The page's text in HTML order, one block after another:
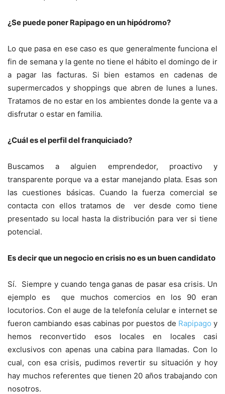
¿Se puede poner Rapipago en un hipódromo?
Lo que pasa en ese caso es que generalmente funciona el
fin de semana y la gente no tiene el hábito el domingo de ir
a pagar las facturas. Si bien estamos en cadenas de
supermercados y shoppings que abren de lunes a lunes.
Tratamos de no estar en los ambientes donde la gente va a
disfrutar o estar en familia.
¿Cuál es el perfil del franquiciado?
Buscamos a alguien emprendedor, proactivo y
transparente porque va a estar manejando plata. Esas son
las cuestiones básicas. Cuando la fuerza comercial se
contacta con ellos tratamos de ver desde como tiene
presentado su local hasta la distribución para ver si tiene
potencial.
Es decir que un negocio en crisis no es un buen candidato
Sí. Siempre y cuando tenga ganas de pasar esa crisis. Un
ejemplo es que muchos comercios en los 90 eran
locutorios. Con el auge de la telefonía celular e internet se
fueron cambiando esas cabinas por puestos de Rapipago y
hemos reconvertido esos locales en locales casi
exclusivos con apenas una cabina para llamadas. Con lo
cual, con esa crisis, pudimos revertir su situación y hoy
hay muchos referentes que tienen 20 años trabajando con
nosotros.